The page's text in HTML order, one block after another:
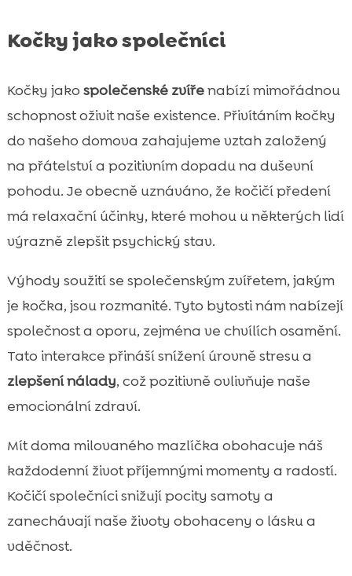
Kočky jako společníci
Kočky jako společenské zvířenabízí mimořádnou
schopnost oživit naše existence. Přivítáním kočky
do našeho domova zahajujeme vztah založený
na přátelství a pozitivním dopadu na duševní
pohodu. Je obecně uznáváno, že kočičí předení
má relaxační účinky, které mohou u některých lidí
výrazně zlepšit psychický stav.
Výhody soužití se společenským zvířetem, jakým
je kočka, jsou rozmanité. Tyto bytosti nám nabízejí
společnost a oporu, zejména ve chvílích osamění.
Tato interakce přináší snížení úrovně stresu a
zlepšení nálady, což pozitivně ovlivňuje naše
emocionální zdraví.
Mít doma milovaného mazlíčka obohacuje náš
každodenní život příjemnými momenty a radostí.
Kočičí společníci snižují pocity samoty a
zanechávají naše životy obohaceny o lásku a
vděčnost.